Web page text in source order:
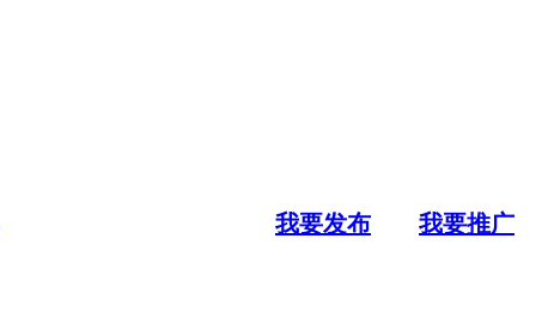
我要发布 我要推广